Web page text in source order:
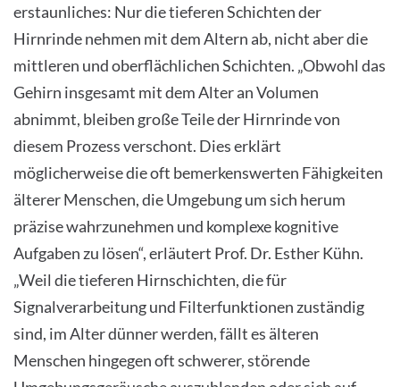
erstaunliches: Nur die tieferen Schichten der
Hirnrinde nehmen mit dem Altern ab, nicht aber die
mittleren und oberflächlichen Schichten. „Obwohl das
Gehirn insgesamt mit dem Alter an Volumen
abnimmt, bleiben große Teile der Hirnrinde von
diesem Prozess verschont. Dies erklärt
möglicherweise die oft bemerkenswerten Fähigkeiten
älterer Menschen, die Umgebung um sich herum
präzise wahrzunehmen und komplexe kognitive
Aufgaben zu lösen“, erläutert Prof. Dr. Esther Kühn.
„Weil die tieferen Hirnschichten, die für
Signalverarbeitung und Filterfunktionen zuständig
sind, im Alter dünner werden, fällt es älteren
Menschen hingegen oft schwerer, störende